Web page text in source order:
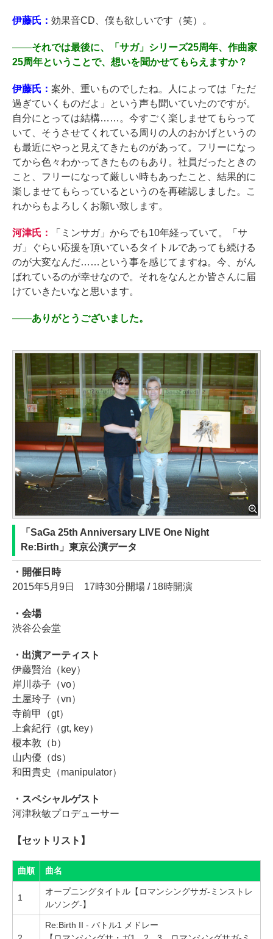
伊藤氏： 効果音CD、僕も欲しいです（笑）。
――それでは最後に、「サガ」シリーズ25周年、作曲家
25周年ということで、想いを聞かせてもらえますか？
伊藤氏： 案外、重いものでしたね。人によっては「ただ
過ぎていくものだよ」という声も聞いていたのですが。
自分にとっては結構……。今すごく楽しませてもらって
いて、そうさせてくれている周りの人のおかげというの
も最近にやっと見えてきたものがあって。フリーになっ
てから色々わかってきたものもあり。社員だったときの
こと、フリーになって厳しい時もあったこと、結果的に
楽しませてもらっているというのを再確認しました。こ
れからもよろしくお願い致します。
河津氏：
「ミンサガ」からでも10年経っていて。「サ
ガ」ぐらい応援を頂いているタイトルであっても続ける
のが大変なんだ……という事を感じてますね。今、がん
ばれているのが幸せなので。それをなんとか皆さんに届
けていきたいなと思います。
――ありがとうございました。
「SaGa 25th Anniversary LIVE One Night
Re:Birth」東京公演データ
・開催日時
2015年5月9日 17時30分開場 / 18時開演
・会場
渋谷公会堂
・出演アーティスト
伊藤賢治（key）
岸川恭子（vo）
土屋玲子（vn）
寺前甲（gt）
上倉紀行（gt, key）
榎本敦（b）
山内優（ds）
和田貴史（manipulator）
・スペシャルゲスト
河津秋敏プロデューサー
【セットリスト】
曲順 曲名
1
オープニングタイトル【ロマンシングサガ‐ミンストレ
ルソング‐】
Re:Birth II - バトル1 メドレー